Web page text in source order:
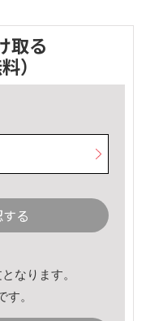
取る
）
る
なります。
。